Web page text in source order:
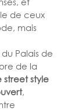
de ceux
mais
Palais de
de la
street style
,